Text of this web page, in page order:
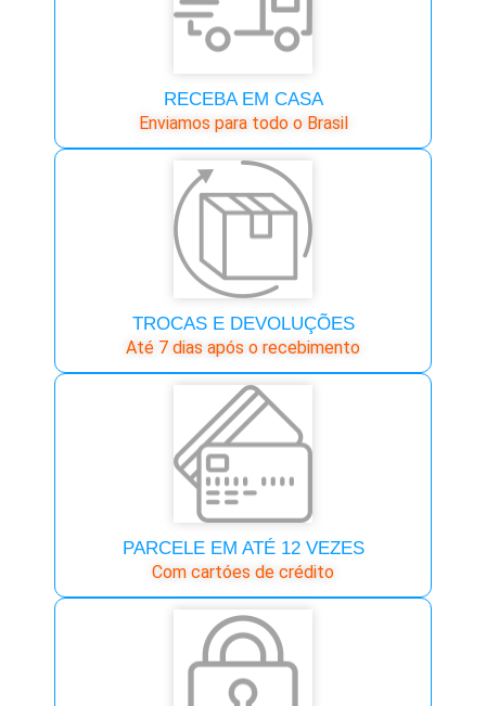
RECEBA EM CASA
Enviamos para todo o Brasil
TROCAS E DEVOLUÇÕES
Até 7 dias após o recebimento
PARCELE EM ATÉ 12 VEZES
Com cartóes de crédito